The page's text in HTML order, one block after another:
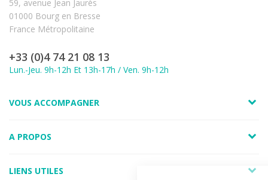
59, avenue Jean Jaurès
01000 Bourg en Bresse
France Métropolitaine
+33 (0)4 74 21 08 13
Lun.-Jeu. 9h-12h Et 13h-17h / Ven. 9h-12h
VOUS ACCOMPAGNER
A PROPOS
LIENS UTILES